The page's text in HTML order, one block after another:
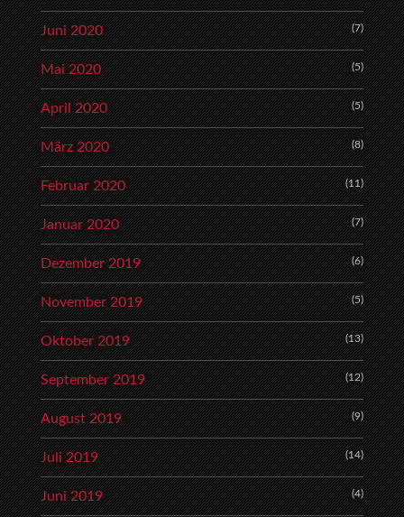
Juni 2020 (7)
Mai 2020 (5)
April 2020 (5)
März 2020 (8)
Februar 2020 (11)
Januar 2020 (7)
Dezember 2019 (6)
November 2019 (5)
Oktober 2019 (13)
September 2019 (12)
August 2019 (9)
Juli 2019 (14)
Juni 2019 (4)